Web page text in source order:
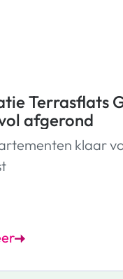
Terrasflats
afgerond
klaar